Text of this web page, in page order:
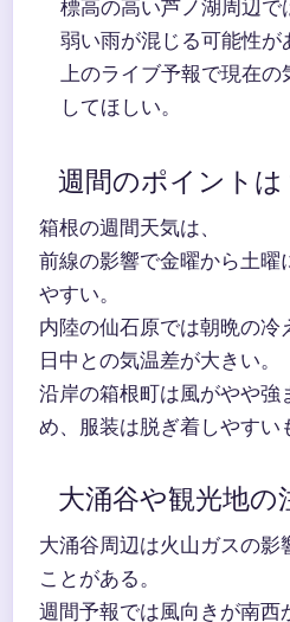
標高の高い芦ノ湖周辺
弱い雨が混じる可能性が
上のライブ予報で現在
してほしい。
週間のポイントは
箱根の週間天気は、
前線の影響で金曜から土曜
やすい。
内陸の仙石原では朝晩の冷
日中との気温差が大きい。
沿岸の箱根町は風がやや強
め、服装は脱ぎ着しやすい
大涌谷や観光地の
大涌谷周辺は火山ガスの影
ことがある。
週間予報では風向きが南西